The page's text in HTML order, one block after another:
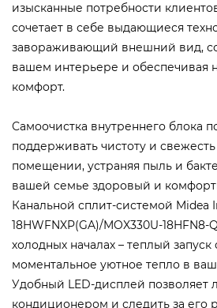
изысканные потребности
сочетает в себе выдающиеся
завораживающий внешний вид,
вашем интерьере и обеспечивая
комфорт.
Самоочистка внутреннего блока
поддерживать чистоту и свежесть
помещении, устраняя пыль и
вашей семье здоровый и
Канальной сплит-системой Midea
18HWFNXP(GA)/MOX330U-18HFN8-
холодных началах – теплый
моментальное уютное тепло в
Удобный LED-дисплей позволяет
кондиционером и следить за его